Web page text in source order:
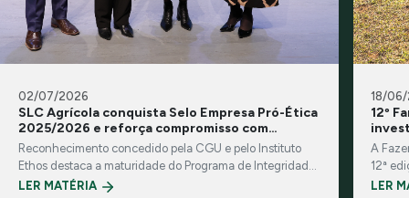
02/07/2026
SLC Agrícola conquista Selo Empresa Pró-Ética
2025/2026 e reforça compromisso com
integridade e transparência
Reconhecimento concedido pela CGU e pelo Instituto
Ethos destaca a maturidade do Programa de Integridade
da Companhia e suas práticas de governança
LER MATÉRIA
18/
12º
A
12ª
LER